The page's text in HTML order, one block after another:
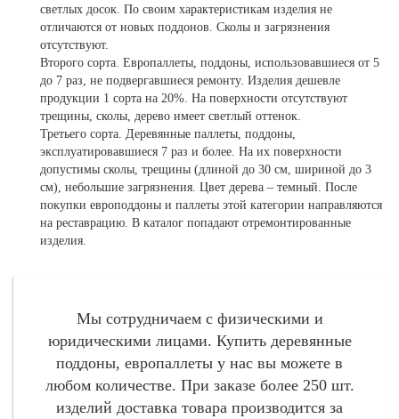
светлых досок. По своим характеристикам изделия не
отличаются от новых поддонов. Сколы и загрязнения
отсутствуют.
Второго сорта. Европаллеты, поддоны, использовавшиеся от 5
до 7 раз, не подвергавшиеся ремонту. Изделия дешевле
продукции 1 сорта на 20%. На поверхности отсутствуют
трещины, сколы, дерево имеет светлый оттенок.
Третьего сорта. Деревянные паллеты, поддоны,
эксплуатировавшиеся 7 раз и более. На их поверхности
допустимы сколы, трещины (длиной до 30 см, шириной до 3
см), небольшие загрязнения. Цвет дерева – темный. После
покупки европоддоны и паллеты этой категории направляются
на реставрацию. В каталог попадают отремонтированные
изделия.
Мы сотрудничаем с физическими и
юридическими лицами. Купить деревянные
поддоны, европаллеты у нас вы можете в
любом количестве. При заказе более 250 шт.
изделий доставка товара производится за